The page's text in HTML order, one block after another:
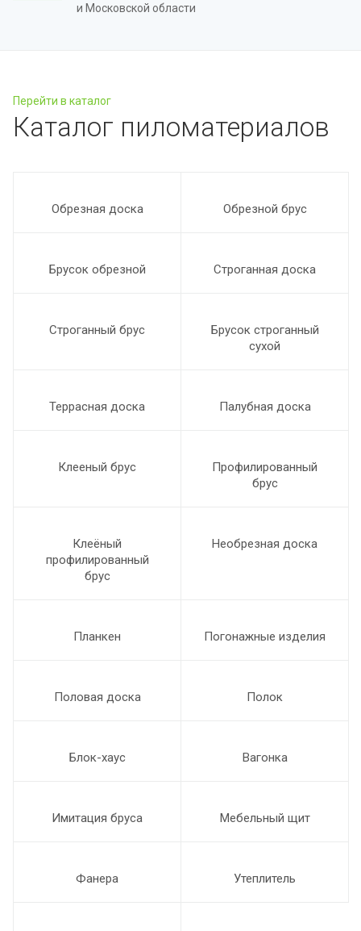
и Московской области
Перейти в каталог
Каталог пиломатериалов
Обрезная доска Обрезной брус
Брусок обрезной Строганная доска
Строганный брус
Брусок строганный
сухой
Террасная доска Палубная доска
Клееный брус
Профилированный
брус
Клеёный
профилированный
брус
Необрезная доска
Планкен Погонажные изделия
Половая доска Полок
Блок-хаус Вагонка
Имитация бруса Мебельный щит
Фанера Утеплитель